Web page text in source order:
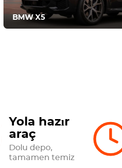
BMW X5
Yola hazır
araç
Dolu depo,
tamamen temiz